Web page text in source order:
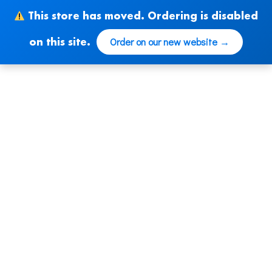
This store has moved. Ordering is disabled
on this site. Order on our new website →
contenido